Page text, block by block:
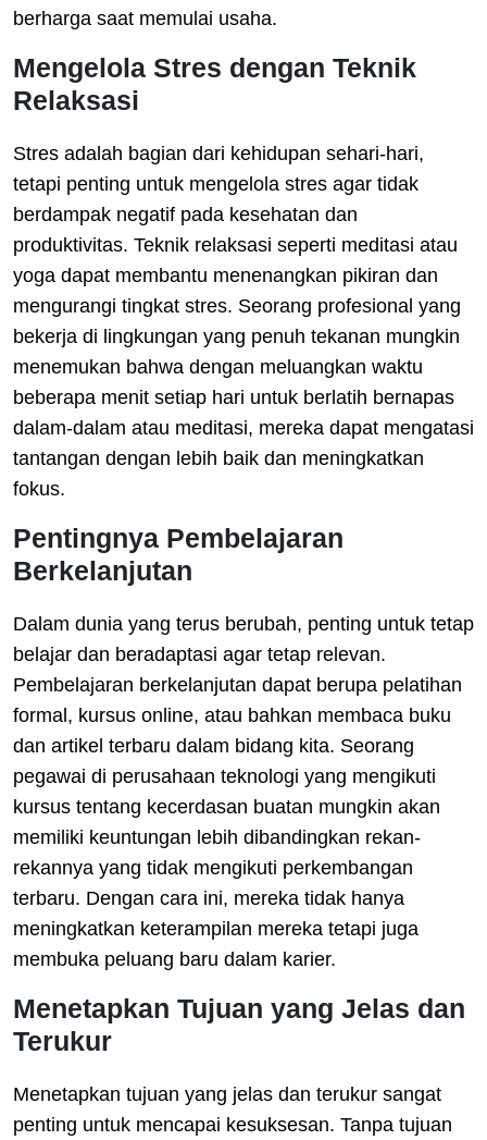
berharga saat memulai usaha.
Mengelola Stres dengan Teknik
Relaksasi
Stres adalah bagian dari kehidupan sehari-hari,
tetapi penting untuk mengelola stres agar tidak
berdampak negatif pada kesehatan dan
produktivitas. Teknik relaksasi seperti meditasi atau
yoga dapat membantu menenangkan pikiran dan
mengurangi tingkat stres. Seorang profesional yang
bekerja di lingkungan yang penuh tekanan mungkin
menemukan bahwa dengan meluangkan waktu
beberapa menit setiap hari untuk berlatih bernapas
dalam-dalam atau meditasi, mereka dapat mengatasi
tantangan dengan lebih baik dan meningkatkan
fokus.
Pentingnya Pembelajaran
Berkelanjutan
Dalam dunia yang terus berubah, penting untuk tetap
belajar dan beradaptasi agar tetap relevan.
Pembelajaran berkelanjutan dapat berupa pelatihan
formal, kursus online, atau bahkan membaca buku
dan artikel terbaru dalam bidang kita. Seorang
pegawai di perusahaan teknologi yang mengikuti
kursus tentang kecerdasan buatan mungkin akan
memiliki keuntungan lebih dibandingkan rekan-
rekannya yang tidak mengikuti perkembangan
terbaru. Dengan cara ini, mereka tidak hanya
meningkatkan keterampilan mereka tetapi juga
membuka peluang baru dalam karier.
Menetapkan Tujuan yang Jelas dan
Terukur
Menetapkan tujuan yang jelas dan terukur sangat
penting untuk mencapai kesuksesan. Tanpa tujuan